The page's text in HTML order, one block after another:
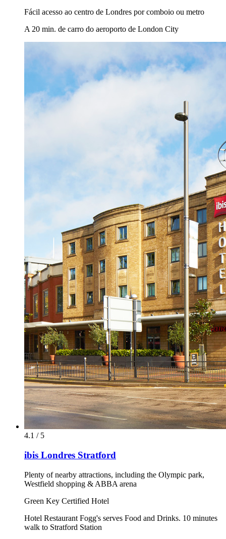
Fácil acesso ao centro de Londres por comboio ou metro
A 20 min. de carro do aeroporto de London City
4.1 / 5
ibis Londres Stratford
Plenty of nearby attractions, including the Olympic park,
Westfield shopping & ABBA arena
Green Key Certified Hotel
Hotel Restaurant Fogg's serves Food and Drinks. 10 minutes
walk to Stratford Station